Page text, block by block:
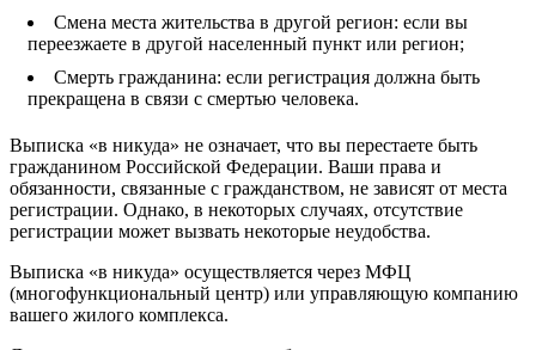
Смена места жительства в другой регион: если вы
переезжаете в другой населенный пункт или регион;
Смерть гражданина: если регистрация должна быть
прекращена в связи с смертью человека.
Выписка «в никуда» не означает, что вы перестаете быть
гражданином Российской Федерации. Ваши права и
обязанности, связанные с гражданством, не зависят от места
регистрации. Однако, в некоторых случаях, отсутствие
регистрации может вызвать некоторые неудобства.
Выписка «в никуда» осуществляется через МФЦ
(многофункциональный центр) или управляющую компанию
вашего жилого комплекса.